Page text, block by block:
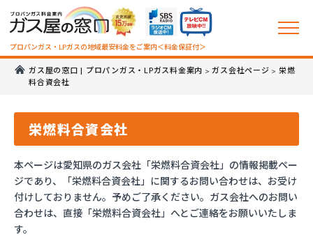
プロパンガス・LPガスの地域最安料金をご案内＜料金保証付＞
ガス屋の窓口 | プロパンガス・LPガス料金案内 >ガス会社ページ > 栄燃
料合資会社
栄燃料合資会社
本ページは愛知県のガス会社「栄燃料合資会社」の情報掲載ペー
ジであり、「栄燃料合資会社」に関するお問い合わせは、お受け
付けしておりません。予めご了承ください。ガス会社へのお問い
合わせは、直接「栄燃料合資会社」へとご連絡をお願いいたしま
す。